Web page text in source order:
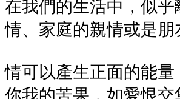
在我們的生活中，似
情、家庭的親情或是
情可以產生正面的能
你我的苦果，如愛恨